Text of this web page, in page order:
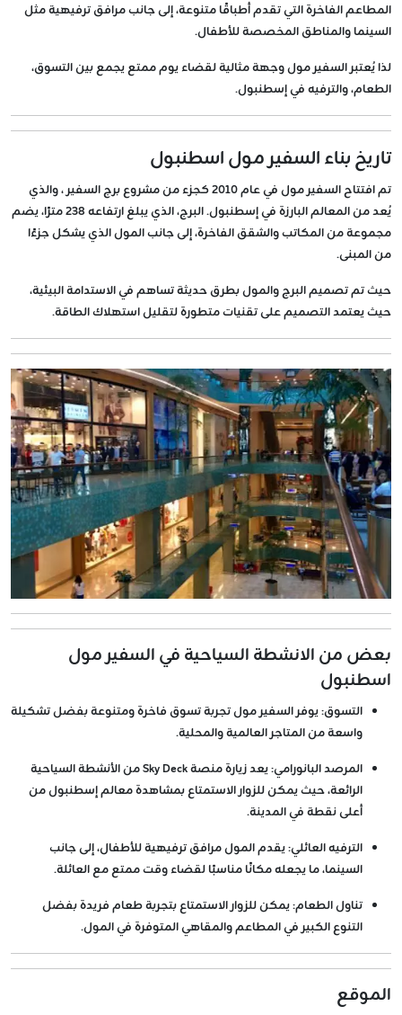
المطاعم الفاخرة التي تقدم أطباقًا متنوعة، إلى جانب مرافق ترفيهية مثل
السينما والمناطق المخصصة للأطفال.
لذا يُعتبر السفير مول وجهة مثالية لقضاء يوم ممتع يجمع بين التسوق،
الطعام، والترفيه في إسطنبول.
تاريخ بناء السفير مول اسطنبول
تم افتتاح السفير مول في عام 2010 كجزء من مشروع برج السفير ، والذي
يُعد من المعالم البارزة في إسطنبول. البرج، الذي يبلغ ارتفاعه 238 مترًا، يضم
مجموعة من المكاتب والشقق الفاخرة، إلى جانب المول الذي يشكل جزءًا
من المبنى.
حيث تم تصميم البرج والمول بطرق حديثة تساهم في الاستدامة البيئية،
حيث يعتمد التصميم على تقنيات متطورة لتقليل استهلاك الطاقة.
بعض من الانشطة السياحية في السفير مول
اسطنبول
التسوق:يوفر السفير مول تجربة تسوق فاخرة ومتنوعة بفضل تشكيلة
واسعة من المتاجر العالمية والمحلية.
المرصد البانورامي:
يعد زيارة منصة Sky Deck من الأنشطة السياحية
الرائعة، حيث يمكن للزوار الاستمتاع بمشاهدة معالم إسطنبول من
أعلى نقطة في المدينة.
الترفيه العائلي:يقدم المول مرافق ترفيهية للأطفال، إلى جانب
السينما، ما يجعله مكانًا مناسبًا لقضاء وقت ممتع مع العائلة.
تناول الطعام:يمكن للزوار الاستمتاع بتجربة طعام فريدة بفضل
التنوع الكبير في المطاعم والمقاهي المتوفرة في المول.
الموقع